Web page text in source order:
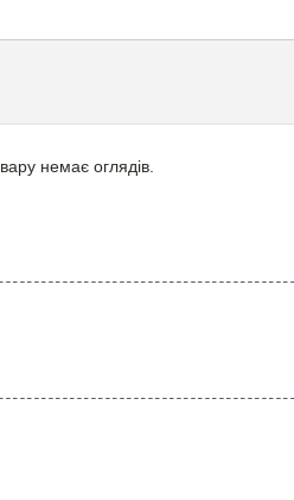
немає оглядів.